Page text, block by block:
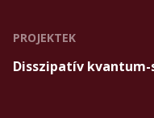
PROJEKTEK
Disszipatív